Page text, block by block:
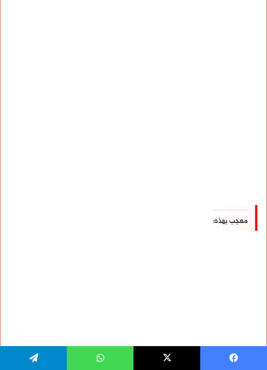
معجب بهذه: